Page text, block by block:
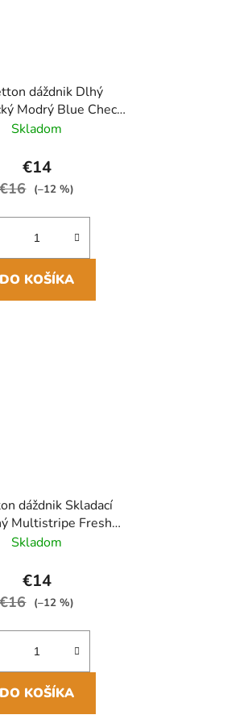
dáždnik Dlhý
Modrý Blue Checks
86cm/104cm
Skladom
€14
€16 (–12 %)
DO KOŠÍKA
dáždnik Skladací
Multistripe Fresh
Mini 17cm/87cm
Skladom
€14
€16 (–12 %)
DO KOŠÍKA